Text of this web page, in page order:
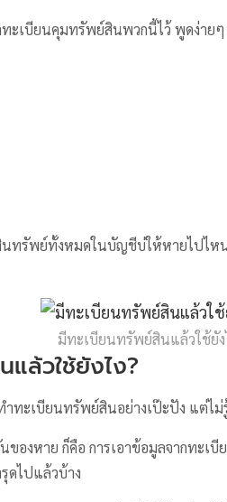
ะเบียนคุมทรัพย์สินพวกนี้ไว้ พูดง่าย
นทรัพย์ทั้งหมดในบัญชีบ่ให้หายไปไ
มีทะเบียนทรัพย์สินแล้วใช้ยัง
ล้วใช้ยังไง?
ะเบียนทรัพย์สินอย่างเป๊ะปัง แต่ไ
ของหาย ก็คือ การเอาข้อมูลจากทะ
ดไปแล้วบ้าง